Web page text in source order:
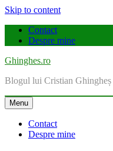
Skip to content
Contact
Despre mine
Ghinghes.ro
Blogul lui Cristian Ghingheș
Menu
Contact
Despre mine